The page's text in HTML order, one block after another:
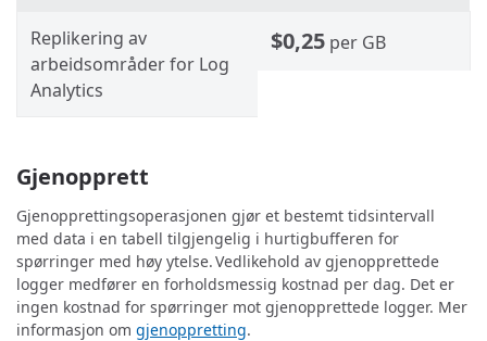
Replikering av
arbeidsområder for Log
Analytics
$0,25 per GB
Gjenopprett
Gjenopprettingsoperasjonen gjør et bestemt tidsintervall
med data i en tabell tilgjengelig i hurtigbufferen for
spørringer med høy ytelse. Vedlikehold av gjenopprettede
logger medfører en forholdsmessig kostnad per dag. Det er
ingen kostnad for spørringer mot gjenopprettede logger. Mer
informasjon om gjenoppretting.